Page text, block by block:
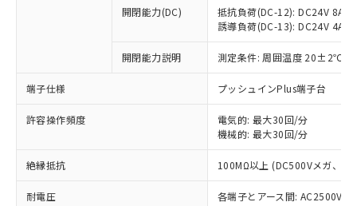
開閉能力(DC)
抵抗負荷(DC-12): DC24V 8A/
誘導負荷(DC-13): DC24V 4A/
開閉能力説明 測定条件: 周囲温度 20±2℃、
端子仕様 プッシュインPlus端子台
許容操作頻度
電気的: 最大30回/分
機械的: 最大30回/分
絶縁抵抗 100MΩ以上 (DC500Vメガ、点
耐電圧
各端子とアース間: AC2500V
本サービスは、当社制御機器事業取扱
商品の当社在庫状況および標準価格
(税抜)を提供させていただくもので
当社制御機器事業取扱商品の中には、
本サービスの対象外となる商品もある
ことをご了承ください。
在庫状況および標準価格照会結果は、
記載している更新日時点での社内デー
タに基づき作成されるものであり、閲
覧された時点での実際の在庫および標
準価格とは異なる場合があることをご
調査・確認中：EU RoHS指令（10物質）の
非含有の対応状況を調査中または確認中の
非該当品：ライセンス料など無形物で、有
害物質有無と関係のない商品です。
仕入先様の事情により、非含有部品として
いたものが、含有品と判明した場合などや
むを得ず変更することがあります。
*EU RoHS指令（10物質）：
鉛(Pb) 1000ppm以下、 水銀(Hg) 1000ppm以下、 カド
六価クロム(Cr(Ⅵ)) 1000ppm以下、ポリ臭化ビフェニル
※1 中国RoHS○×表
「○」：最大均質材料含有率が中国RoHSの
基準値以下であることを示します。
「×」：最大均質材料含有率が中国RoHSの
基準値を超えていることを示します。
「－」：未確認です。当社販売部門へお問
*中国RoHS10物質の基準値 (GB/T26572)：
当社は、これら貴社製品のうち、外国
為替および外国貿易法に定める商品
（以下｢規制貨物等」という）を輸出
または国外への提供する場合は、日本
国政府の輸出許可(または役務取引許
可)を取得するなどの必要な手続きを